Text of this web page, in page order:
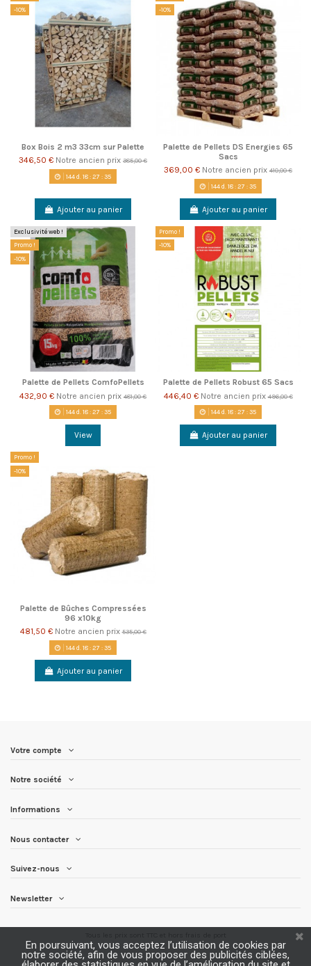
-10%
Box Bois 2 m3 33cm sur Palette
346,50 € Notre ancien prix 385,00 €
144d. 18:27 :35
Ajouter au panier
-10%
Palette de Pellets DS Energies 65
Sacs
369,00 € Notre ancien prix 410,00 €
144d. 18:27 :35
Ajouter au panier
Exclusivité web !
Promo !
-10%
Palette de Pellets ComfoPellets
432,90 € Notre ancien prix 481,00 €
144d. 18:27 :35
View
Promo !
-10%
Palette de Pellets Robust 65 Sacs
446,40 € Notre ancien prix496,00 €
144d. 18:27 :35
Ajouter au panier
Promo !
-10%
Palette de Bûches Compressées
96 x10kg
481,50 € Notre ancien prix535,00 €
144d. 18:27 :35
Ajouter au panier
Votre compte
Notre société
Informations
Nous contacter
Suivez-nous
Newsletter
En poursuivant, vous acceptez l’utilisation de cookies par
notre société, afin de vous proposer des publicités ciblées,